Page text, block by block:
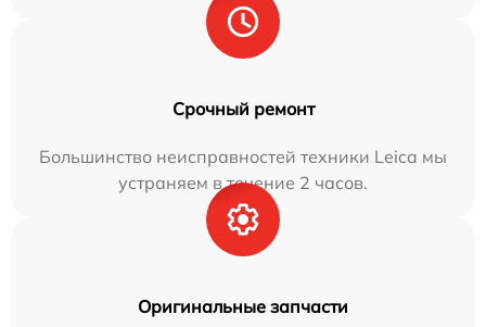
Срочный ремонт
Большинство неисправностей техники Leica мы
устраняем в течение 2 часов.
Оригинальные запчасти